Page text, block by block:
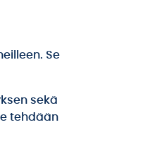
Se
sekä
tehdään